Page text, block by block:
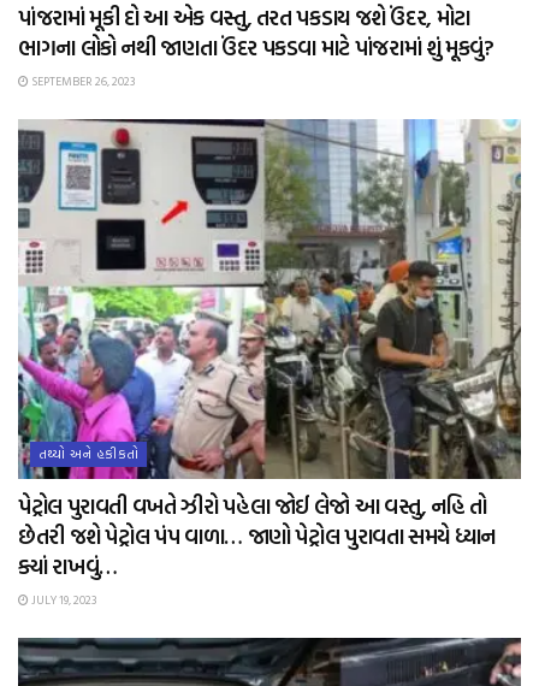
પાંજરામાં મૂકી દો આ એક વસ્તુ, તરત પકડાય જશે ઉંદર, મોટા
ભાગના લોકો નથી જાણતા ઉંદર પકડવા માટે પાંજરામાં શું મૂકવું?
SEPTEMBER 26, 2023
તથ્યો અને હકીકતો
પેટ્રોલ પુરાવતી વખતે ઝીરો પહેલા જોઈ લેજો આ વસ્તુ, નહિ તો
છેતરી જશે પેટ્રોલ પંપ વાળા… જાણો પેટ્રોલ પુરાવતા સમયે ધ્યાન
ક્યાં રાખવું…
JULY 19, 2023